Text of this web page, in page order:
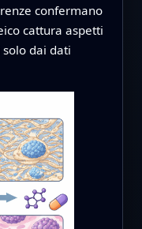
confermano
cattura aspetti
dai dati